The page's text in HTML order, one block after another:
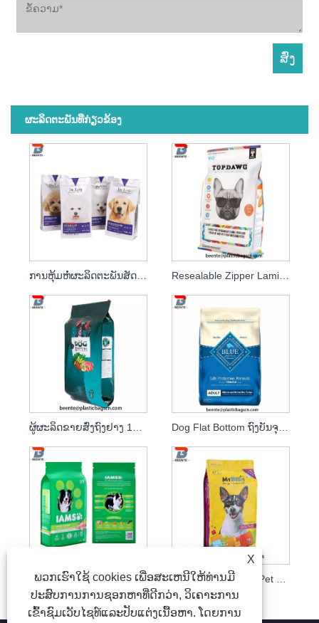
ຜະ​ລິດ​ຕະ​ພັນ​ທີ່​ກ່ຽວ​ຂ້ອງ
ການຫຸ້ມຫໍ່ຜະລິດຕະພັນສັດລ້ຽງແລະການຫຸ້ມຫໍ່ biscuit ຫມາ Resealable Zipper Laminated Aluminum Foil Pet Food Package Bag
ຜູ້ຜະລິດຂາຍສົ່ງຖົງຢາງ 10kg ຖົງອາຫານຫມາ Dog Flat Bottom ຖົງບັນຈຸອາຫານສັດລ້ຽງ
Moistureproof Eight Side Seal Self supporting Pet Food Bag
X
ພວກເຮົາໃຊ້ cookies ເພື່ອສະເຫນີໃຫ້ທ່ານມີ
ປະສົບການການຊອກຫາທີ່ດີກວ່າ, ວິເຄາະການ
ເຂົ້າຊົມເວັບໄຊທ໌ແລະປັບແຕ່ງເນື້ອຫາ. ໂດຍການ